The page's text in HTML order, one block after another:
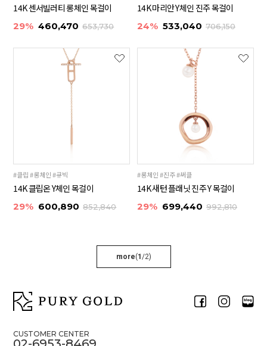
14K 센서빌러티 롱체인 목걸이
29% 460,470 653,730
14K 마리안 Y체인 진주 목걸이
24% 533,040 706,150
#클립 #롱체인 #큐빅
14K 클립온 Y체인 목걸이
29% 600,890 852,840
#롱체인 #진주 #써클
14K 새턴 플래닛 진주 Y 목걸이
29% 699,440 992,810
more(1/2)
CUSTOMER CENTER